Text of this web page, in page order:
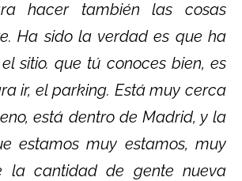
hacer también las cosas
Ha sido la verdad es que ha
sitio. que tú conoces bien, es
ir, el parking. Está muy cerca
está dentro de Madrid, y la
estamos muy estamos, muy
la cantidad de gente nueva